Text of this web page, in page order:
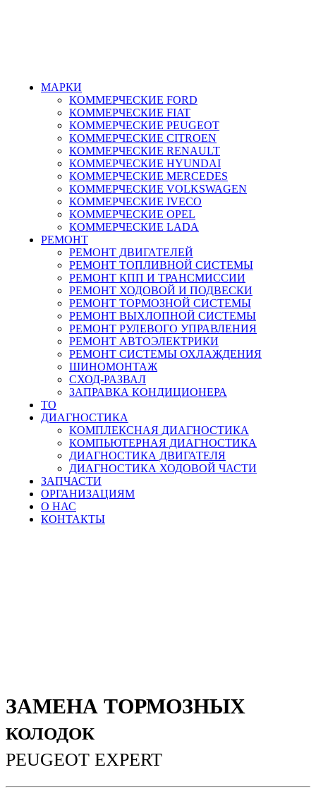
МАРКИ
КОММЕРЧЕСКИЕ FORD
КОММЕРЧЕСКИЕ FIAT
КОММЕРЧЕСКИЕ PEUGEOT
КОММЕРЧЕСКИЕ CITROEN
КОММЕРЧЕСКИЕ RENAULT
КОММЕРЧЕСКИЕ HYUNDAI
КОММЕРЧЕСКИЕ MERCEDES
КОММЕРЧЕСКИЕ VOLKSWAGEN
КОММЕРЧЕСКИЕ IVECO
КОММЕРЧЕСКИЕ OPEL
КОММЕРЧЕСКИЕ LADA
РЕМОНТ
РЕМОНТ ДВИГАТЕЛЕЙ
РЕМОНТ ТОПЛИВНОЙ СИСТЕМЫ
РЕМОНТ КПП И ТРАНСМИССИИ
РЕМОНТ ХОДОВОЙ И ПОДВЕСКИ
РЕМОНТ ТОРМОЗНОЙ СИСТЕМЫ
РЕМОНТ ВЫХЛОПНОЙ СИСТЕМЫ
РЕМОНТ РУЛЕВОГО УПРАВЛЕНИЯ
РЕМОНТ АВТОЭЛЕКТРИКИ
РЕМОНТ СИСТЕМЫ ОХЛАЖДЕНИЯ
ШИНОМОНТАЖ
СХОД-РАЗВАЛ
ЗАПРАВКА КОНДИЦИОНЕРА
ТО
ДИАГНОСТИКА
КОМПЛЕКСНАЯ ДИАГНОСТИКА
КОМПЬЮТЕРНАЯ ДИАГНОСТИКА
ДИАГНОСТИКА ДВИГАТЕЛЯ
ДИАГНОСТИКА ХОДОВОЙ ЧАСТИ
ЗАПЧАСТИ
ОРГАНИЗАЦИЯМ
О НАС
КОНТАКТЫ
ЗАМЕНА ТОРМОЗНЫХ
КОЛОДОК
PEUGEOT EXPERT